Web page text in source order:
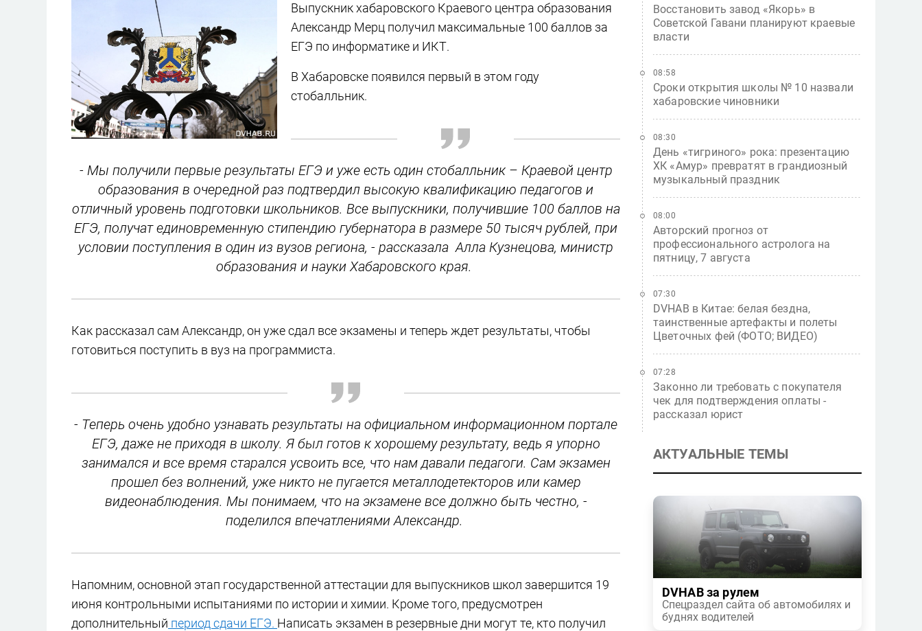
Выпускник хабаровского Краевого центра образования
Александр Мерц получил максимальные 100 баллов за
ЕГЭ по информатике и ИКТ.
В Хабаровске появился первый в этом году
стобалльник.
- Мы получили первые результаты ЕГЭ и уже есть один стобалльник – Краевой центр
образования в очередной раз подтвердил высокую квалификацию педагогов и
отличный уровень подготовки школьников. Все выпускники, получившие 100 баллов на
ЕГЭ, получат единовременную стипендию губернатора в размере 50 тысяч рублей, при
условии поступления в один из вузов региона, - рассказала Алла Кузнецова, министр
образования и науки Хабаровского края.
Как рассказал сам Александр, он уже сдал все экзамены и теперь ждет результаты, чтобы
готовиться поступить в вуз на программиста.
- Теперь очень удобно узнавать результаты на официальном информационном портале
ЕГЭ, даже не приходя в школу. Я был готов к хорошему результату, ведь я упорно
занимался и все время старался усвоить все, что нам давали педагоги. Сам экзамен
прошел без волнений, уже никто не пугается металлодетекторов или камер
видеонаблюдения. Мы понимаем, что на экзамене все должно быть честно, -
поделился впечатлениями Александр.
Напомним, основной этап государственной аттестации для выпускников школ завершится 19
июня контрольными испытаниями по истории и химии. Кроме того, предусмотрен
дополнительный период сдачи ЕГЭ. Написать экзамен в резервные дни могут те, кто получил
Восстановить завод «Якорь» в
Советской Гавани планируют краевые
власти
Сроки открытия школы № 10 назвали
хабаровские чиновники
08:58
День «тигриного» рока: презентацию
ХК «Амур» превратят в грандиозный
музыкальный праздник
08:30
Авторский прогноз от
профессионального астролога на
пятницу, 7 августа
08:00
DVHAB в Китае: белая бездна,
таинственные артефакты и полеты
Цветочных фей (ФОТО; ВИДЕО)
07:30
Законно ли требовать с покупателя
чек для подтверждения оплаты -
рассказал юрист
07:28
АКТУАЛЬНЫЕ ТЕМЫ
DVHAB за рулем
Спецраздел сайта об автомобилях и
буднях водителей